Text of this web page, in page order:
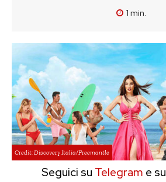
1 min.
Credit: Discovery Italia/Freemantle
Seguici su Telegram e su